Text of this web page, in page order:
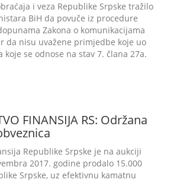
i veza Republike Srpske tražilo
BiH da povuče iz procedure
Zakona o komunikacijama
da nisu uvažene primjedbe koje uo
koje se odnose na stav 7. člana 27a.
FINANSIJA RS: Održana
Republike Srpske je na aukciji
2017. godine prodalo 15.000
Srpske, uz efektivnu kamatnu